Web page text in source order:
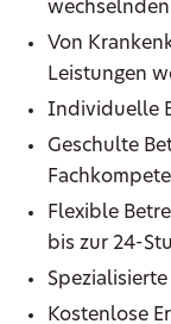
Von
Leistungen
Individuelle
Geschulte
Flexible
bis zur 24-
Kostenlose